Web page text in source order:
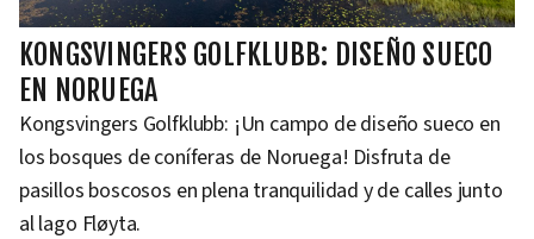
KONGSVINGERS GOLFKLUBB: DISEÑO SUECO
EN NORUEGA
Kongsvingers Golfklubb: ¡Un campo de diseño sueco en
los bosques de coníferas de Noruega! Disfruta de
pasillos boscosos en plena tranquilidad y de calles junto
al lago Fløyta.